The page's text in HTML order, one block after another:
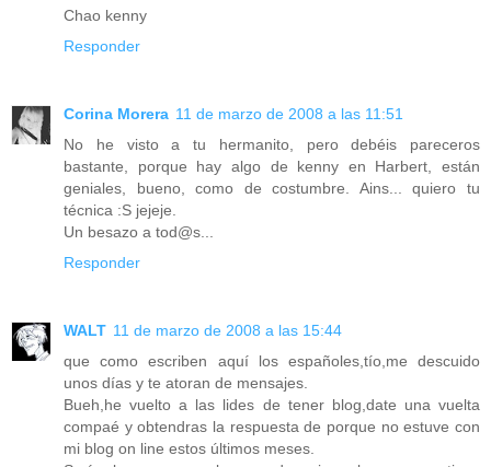
Chao kenny
Responder
Corina Morera 11 de marzo de 2008 a las 11:51
No he visto a tu hermanito, pero debéis pareceros
bastante, porque hay algo de kenny en Harbert, están
geniales, bueno, como de costumbre. Ains... quiero tu
técnica :S jejeje.
Un besazo a tod@s...
Responder
WALT 11 de marzo de 2008 a las 15:44
que como escriben aquí los españoles,tío,me descuido
unos días y te atoran de mensajes.
Bueh,he vuelto a las lides de tener blog,date una vuelta
compaé y obtendras la respuesta de porque no estuve con
mi blog on line estos últimos meses.